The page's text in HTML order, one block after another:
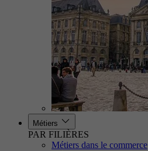
Métiers
PAR FILIÈRES
Métiers dans le commerce